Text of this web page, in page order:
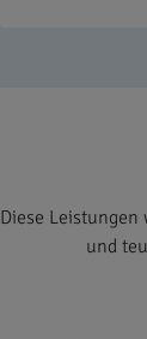
Diese
und